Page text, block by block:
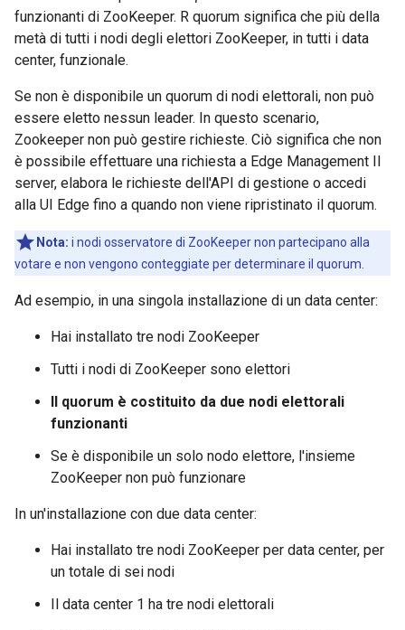
funzionanti di ZooKeeper. R quorum significa che più della
metà di tutti i nodi degli elettori ZooKeeper, in tutti i data
center, funzionale.
Se non è disponibile un quorum di nodi elettorali, non può
essere eletto nessun leader. In questo scenario,
Zookeeper non può gestire richieste. Ciò significa che non
è possibile effettuare una richiesta a Edge Management Il
server, elabora le richieste dell'API di gestione o accedi
alla UI Edge fino a quando non viene ripristinato il quorum.
Nota: i nodi osservatore di ZooKeeper non partecipano alla
votare e non vengono conteggiate per determinare il quorum.
Ad esempio, in una singola installazione di un data center:
Hai installato tre nodi ZooKeeper
Tutti i nodi di ZooKeeper sono elettori
Il quorum è costituito da due nodi elettorali
funzionanti
Se è disponibile un solo nodo elettore, l'insieme
ZooKeeper non può funzionare
In un'installazione con due data center:
Hai installato tre nodi ZooKeeper per data center, per
un totale di sei nodi
Il data center 1 ha tre nodi elettorali